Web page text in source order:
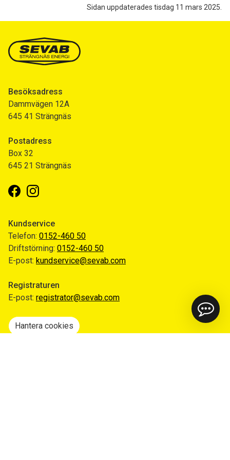
Sidan uppdaterades tisdag 11 mars 2025.
Besöksadress
Dammvägen 12A
645 41 Strängnäs
Postadress
Box 32
645 21 Strängnäs
FacebookInstagram
Kundservice
Telefon: 0152-460 50
Driftstörning: 0152-460 50
E-post: kundservice@sevab.com
Registraturen
E-post: registrator@sevab.com
Hantera cookies